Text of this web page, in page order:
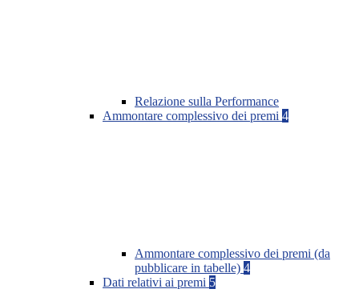
Relazione sulla Performance
Ammontare complessivo dei premi 4
Ammontare complessivo dei premi (da
pubblicare in tabelle) 4
Dati relativi ai premi 5